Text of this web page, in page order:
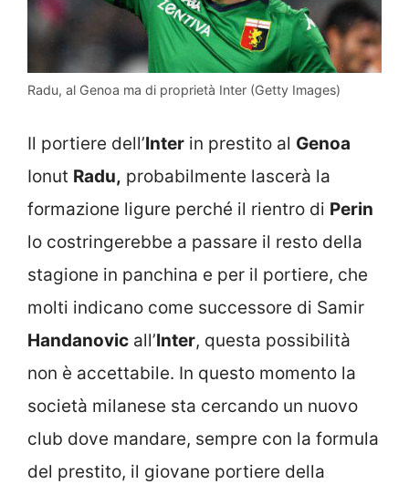
Radu, al Genoa ma di proprietà Inter (Getty Images)
Il portiere dell’Inter in prestito al Genoa
Ionut Radu, probabilmente lascerà la
formazione ligure perché il rientro di Perin
lo costringerebbe a passare il resto della
stagione in panchina e per il portiere, che
molti indicano come successore di Samir
Handanovic all’Inter, questa possibilità
non è accettabile. In questo momento la
società milanese sta cercando un nuovo
club dove mandare, sempre con la formula
del prestito, il giovane portiere della